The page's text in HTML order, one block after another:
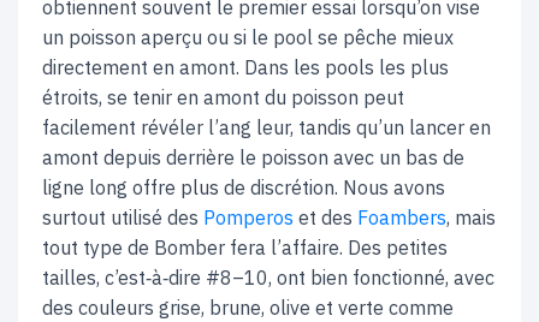
obtiennent souvent le premier essai lorsqu’on vise
un poisson aperçu ou si le pool se pêche mieux
directement en amont. Dans les pools les plus
étroits, se tenir en amont du poisson peut
facilement révéler l’ang leur, tandis qu’un lancer en
amont depuis derrière le poisson avec un bas de
ligne long offre plus de discrétion. Nous avons
surtout utilisé des Pomperos et des Foambers, mais
tout type de Bomber fera l’affaire. Des petites
tailles, c’est‑à‑dire #8–10, ont bien fonctionné, avec
des couleurs grise, brune, olive et verte comme